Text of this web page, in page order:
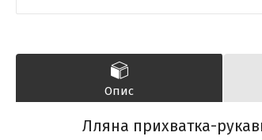
Опис
Лляна прихватка-